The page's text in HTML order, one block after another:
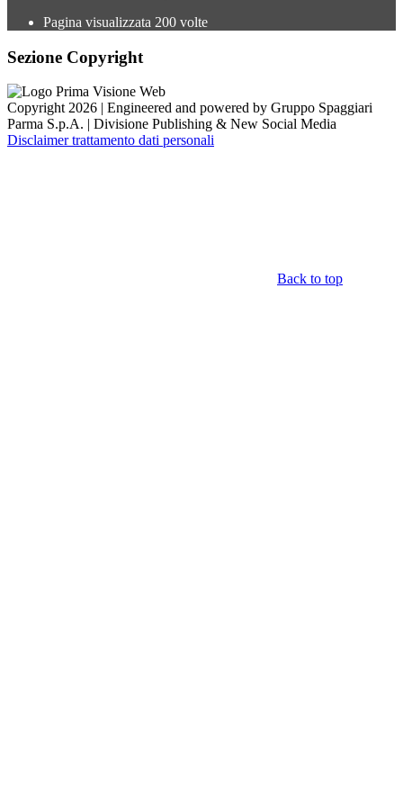
Pagina visualizzata 200 volte
Sezione Copyright
Copyright 2026 | Engineered and powered by Gruppo Spaggiari
Parma S.p.A. | Divisione Publishing & New Social Media
Disclaimer trattamento dati personali
Back to top